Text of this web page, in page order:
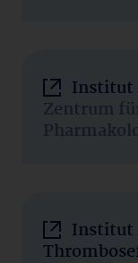
Institut
Zentrum
Institut